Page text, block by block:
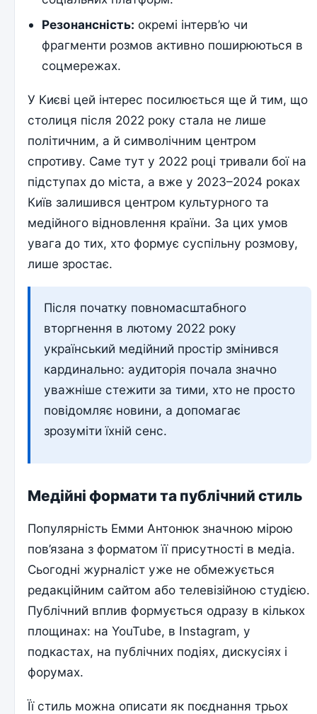
Резонансність: окремі інтерв’ю чи
фрагменти розмов активно поширюються в
соцмережах.
У Києві цей інтерес посилюється ще й тим, що
столиця після 2022 року стала не лише
політичним, а й символічним центром
спротиву. Саме тут у 2022 році тривали бої на
підступах до міста, а вже у 2023–2024 роках
Київ залишився центром культурного та
медійного відновлення країни. За цих умов
увага до тих, хто формує суспільну розмову,
лише зростає.
Після початку повномасштабного
вторгнення в лютому 2022 року
український медійний простір змінився
кардинально: аудиторія почала значно
уважніше стежити за тими, хто не просто
повідомляє новини, а допомагає
зрозуміти їхній сенс.
Медійні формати та публічний стиль
Популярність Емми Антонюк значною мірою
пов’язана з форматом її присутності в медіа.
Сьогодні журналіст уже не обмежується
редакційним сайтом або телевізійною студією.
Публічний вплив формується одразу в кількох
площинах: на YouTube, в Instagram, у
подкастах, на публічних подіях, дискусіях і
форумах.
Її стиль можна описати як поєднання трьох